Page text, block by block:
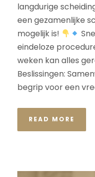
langdurige
een gezamenlijke
mogelijk is!
eindeloze
weken kan alles
Beslissingen:
begrip voor een
READ MORE